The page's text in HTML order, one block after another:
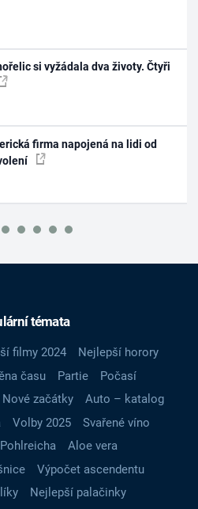
si vyžádala dva životy. Čtyři
firma napojená na lidi od
témata
filmy 2024
Nejlepší horory
času Partie
Počasí
Nové začátky
Auto – katalog
Volby 2025
Svařené víno
Aloe vera
Výpočet ascendentu
Nejlepší palačinky